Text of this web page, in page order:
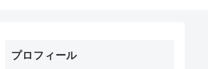
プロフィール